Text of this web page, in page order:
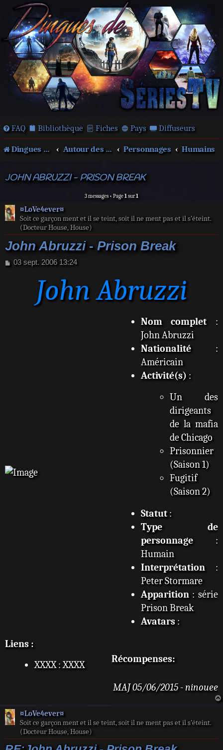
FAQ Bibliothèque Fiches Pays Diffuseurs
Dingues de séries télé ! Autour des films et séries Personnages Humains
JOHN ABRUZZI - PRISON BREAK
3 messages • Page1sur1
¤LoVe4ever¤
Soit ce garçon ment et il se teint, soit il ne ment pas et il s’éteint.
(Docteur House, House)
John Abruzzi - Prison Break
M
03 sept. 2006 13:24
John Abruzzi
Nom complet :
John Abruzzi
Nationalité:
Américain
Activité(s) :
Un des
dirigeants
de la mafia
de Chicago
Prisonnier
(Saison 1)
Fugitif
(Saison 2)
Statut:
Type de
personnage:
Humain
Interprétation:
Peter Stormare
Apparition: série
Prison Break
Avatars:
Liens :
XXXX : XXXX
Récompenses:
MAJ 05/06/2015 - ninouee
¤LoVe4ever¤
Soit ce garçon ment et il se teint, soit il ne ment pas et il s’éteint.
(Docteur House, House)